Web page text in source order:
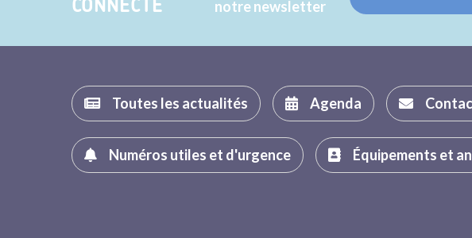
CONNECTE
notre newsletter
Toutes les actualités Agenda
Numéros utiles et d'urgence Équipements et